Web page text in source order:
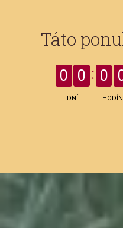
Táto
0 0
DNÍ
0
HODÍN